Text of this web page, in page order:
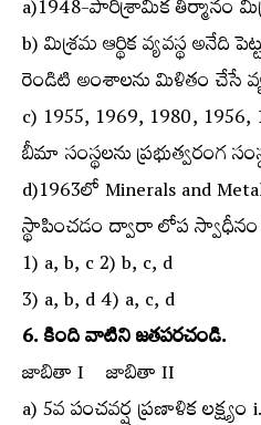
a)1948-పారిశ్రామిక తీర్మానం
b) మిశ్రమ ఆర్థిక వ్యవస్థ అనేది
రెండిటి అంశాలను మిళితం చేసే
c) 1955, 1969, 1980,
బీమా సంస్థలను ప్రభుత్వరంగ
d)1963లో Minerals and
స్థాపించడం ద్వారా లోప స్వాధీనం
1) a, b, c 2) b, c, d
3) a, b, d 4) a, c, d
6. కింది వాటిని జతపరచండి.
జాబితా I జాబితా II
a) 5వ పంచవర్ష ప్రణాళిక